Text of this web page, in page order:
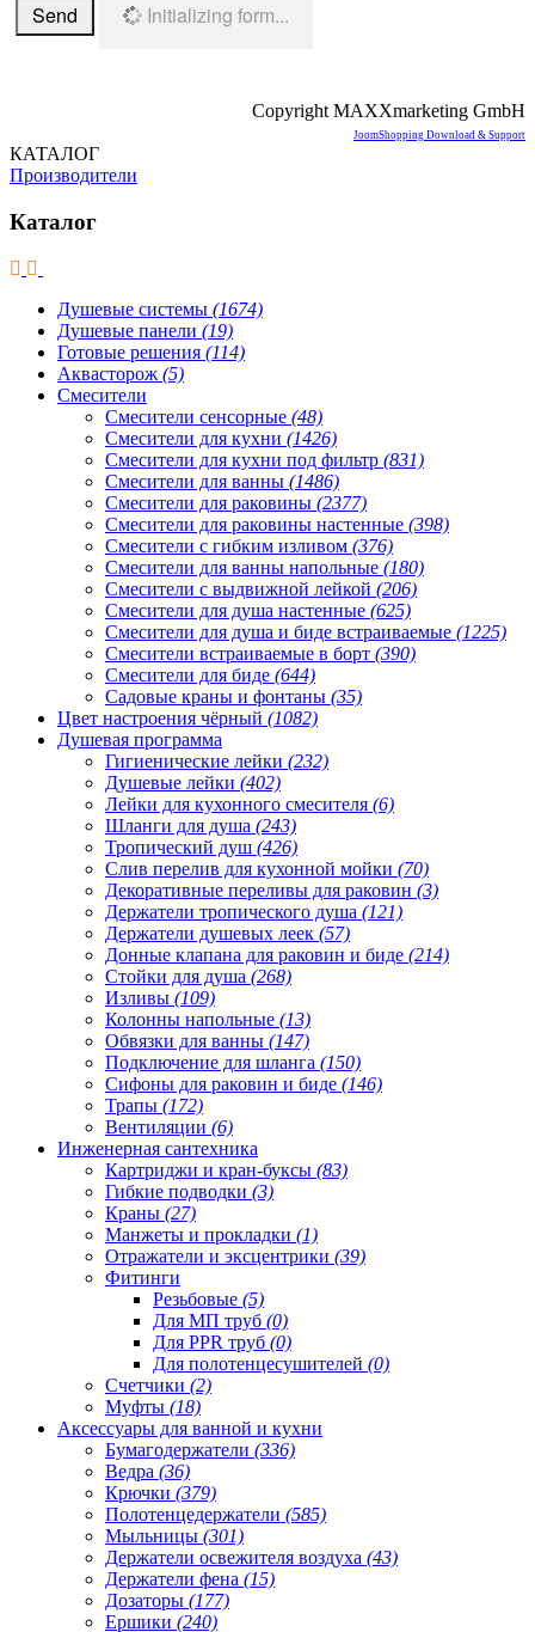
Send Initializing form...
Copyright MAXXmarketing GmbH
JoomShopping Download & Support
КАТАЛОГ
Производители
Каталог
Душевые системы (1674)
Душевые панели (19)
Готовые решения (114)
Аквасторож (5)
Смесители
Смесители сенсорные (48)
Смесители для кухни (1426)
Смесители для кухни под фильтр (831)
Смесители для ванны (1486)
Смесители для раковины (2377)
Смесители для раковины настенные (398)
Смесители с гибким изливом (376)
Смесители для ванны напольные (180)
Смесители с выдвижной лейкой (206)
Смесители для душа настенные (625)
Смесители для душа и биде встраиваемые (1225)
Смесители встраиваемые в борт (390)
Смесители для биде (644)
Садовые краны и фонтаны (35)
Цвет настроения чёрный (1082)
Душевая программа
Гигиенические лейки (232)
Душевые лейки (402)
Лейки для кухонного смесителя (6)
Шланги для душа (243)
Тропический душ (426)
Слив перелив для кухонной мойки (70)
Декоративные переливы для раковин (3)
Держатели тропического душа (121)
Держатели душевых леек (57)
Донные клапана для раковин и биде (214)
Стойки для душа (268)
Изливы (109)
Колонны напольные (13)
Обвязки для ванны (147)
Подключение для шланга (150)
Сифоны для раковин и биде (146)
Трапы (172)
Вентиляции (6)
Инженерная сантехника
Картриджи и кран-буксы (83)
Гибкие подводки (3)
Краны (27)
Манжеты и прокладки (1)
Отражатели и эксцентрики (39)
Фитинги
Резьбовые (5)
Для МП труб (0)
Для PPR труб (0)
Для полотенцесушителей (0)
Счетчики (2)
Муфты (18)
Аксессуары для ванной и кухни
Бумагодержатели (336)
Ведра (36)
Крючки (379)
Полотенцедержатели (585)
Мыльницы (301)
Держатели освежителя воздуха (43)
Держатели фена (15)
Дозаторы (177)
Ершики (240)